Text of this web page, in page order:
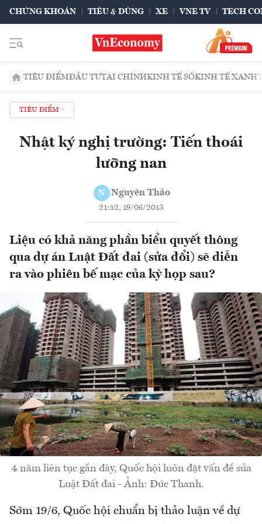
CHỨNG KHOÁN TIÊU & DÙNG XE VNE TV TECH
TIÊU ĐIỂMĐẦU TƯTÀI CHÍNHKINH TẾ SỐKINH TẾ XANH
TIÊU ĐIỂM
Nhật ký nghị trường: Tiến thoái
lưỡng nan
N Nguyên Thảo
21:52, 19/06/2013
Liệu có khả năng phần biểu quyết thông
qua dự án Luật Đất đai (sửa đổi) sẽ diễn
ra vào phiên bế mạc của kỳ họp sau?
4 năm liên tục gần đây, Quốc hội luôn đặt vấn đề sửa
Luật Đất đai - Ảnh: Đức Thanh.
Sớm 19/6, Quốc hội chuẩn bị thảo luận về dự